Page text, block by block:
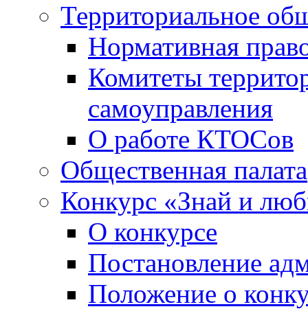
Территориальное
Нормативная
Комитеты
самоуправления
О работе КТОСов
Общественная палата
Конкурс «Знай и
О конкурсе
Постановление
Положение о